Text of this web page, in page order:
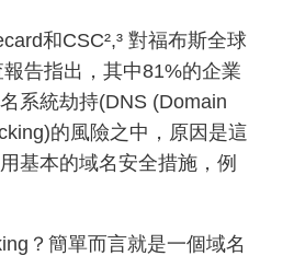
和CSC²,³ 對福布斯全球
告指出，其中81%的企業
系統劫持(DNS (Domain
的風險之中，原因是這
基本的域名安全措施，例
？簡單而言就是一個域名